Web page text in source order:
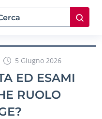
5 Giugno 2026
ED ESAMI
RUOLO